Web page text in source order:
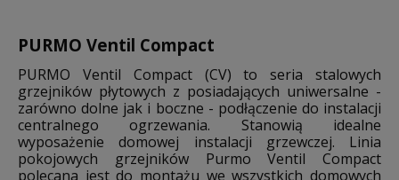
PURMO Ventil Compact
PURMO Ventil Compact (CV) to seria stalowych
grzejników płytowych z posiadających uniwersalne -
zarówno dolne jak i boczne - podłączenie do instalacji
centralnego ogrzewania. Stanowią idealne
wyposażenie domowej instalacji grzewczej. Linia
pokojowych grzejników Purmo Ventil Compact
polecana jest do montażu we wszystkich domowych